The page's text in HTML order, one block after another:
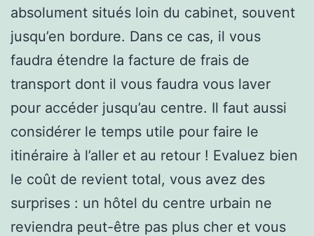
absolument situés loin du cabinet, souvent
jusqu’en bordure. Dans ce cas, il vous
faudra étendre la facture de frais de
transport dont il vous faudra vous laver
pour accéder jusqu’au centre. Il faut aussi
considérer le temps utile pour faire le
itinéraire à l’aller et au retour ! Evaluez bien
le coût de revient total, vous avez des
surprises : un hôtel du centre urbain ne
reviendra peut-être pas plus cher et vous